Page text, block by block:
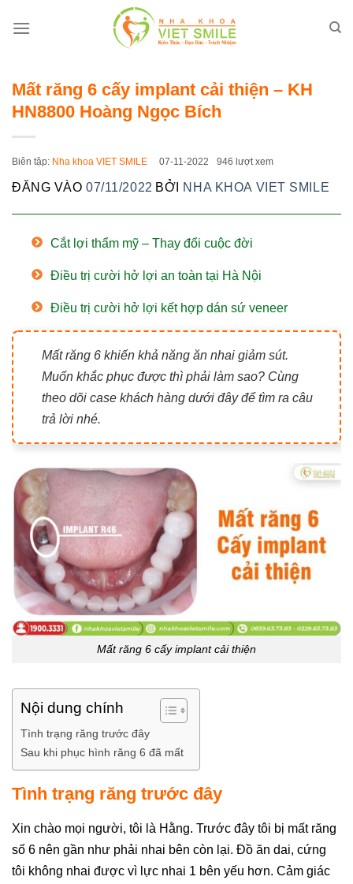
qua
Mất răng 6 cấy implant cải thiện – KH
HN8800 Hoàng Ngọc Bích
Biên tập: Nha khoa VIET SMILE 07-11-2022 946 lượt xem
ĐĂNG VÀO07/11/2022 BỞI NHA KHOA VIET SMILE
Cắt lợi thẩm mỹ – Thay đổi cuộc đời
Điều trị cười hở lợi an toàn tại Hà Nội
Điều trị cười hở lợi kết hợp dán sứ veneer
Mất răng 6 khiến khả năng ăn nhai giảm sút.
Muốn khắc phục được thì phải làm sao? Cùng
theo dõi case khách hàng dưới đây để tìm ra câu
trả lời nhé.
Mất răng 6 cấy implant cải thiện
Nội dung chính
Tình trạng răng trước đây
Sau khi phục hình răng 6 đã mất
Tình trạng răng trước đây
Xin chào mọi người, tôi là Hằng. Trước đây tôi bị mất răng
số 6 nên gần như phải nhai bên còn lại. Đồ ăn dai, cứng
tôi không nhai được vì lực nhai 1 bên yếu hơn. Cảm giác